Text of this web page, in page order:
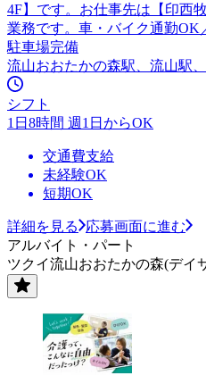
4F】です。お仕事先は【印西
業務です。車・バイク通勤
駐車場完備
流山おおたかの森駅、流山駅
シフト
1日8時間 週1日からOK
交通費支給
未経験OK
短期OK
詳細を見る
応募画面に進む
アルバイト・パート
ツクイ流山おおたかの森(デイ